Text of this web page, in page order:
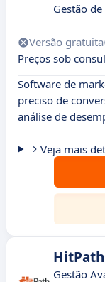
Gestão
Versão gratuita
Preços sob
Software de
preciso de
análise de
Veja mais
HitPath
Gestão